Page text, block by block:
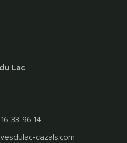
Lac
33 96 14
cazals.com